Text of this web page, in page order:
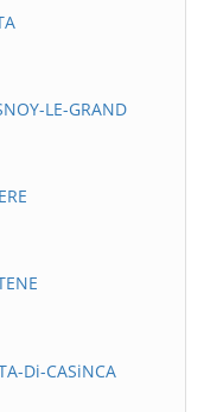
LE-GRAND
Di-CASiNCA